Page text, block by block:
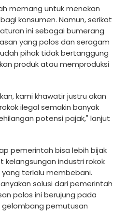
memang untuk menekan
konsumen. Namun, serikat
ini sebagai bumerang
yang polos dan seragam
pihak tidak bertanggung
produk atau memproduksi
kami khawatir justru akan
ilegal semakin banyak
potensi pajak," lanjut
pemerintah bisa lebih bijak
industri rokok
terlalu membebani.
solusi dari pemerintah
polos ini berujung pada
pemutusan